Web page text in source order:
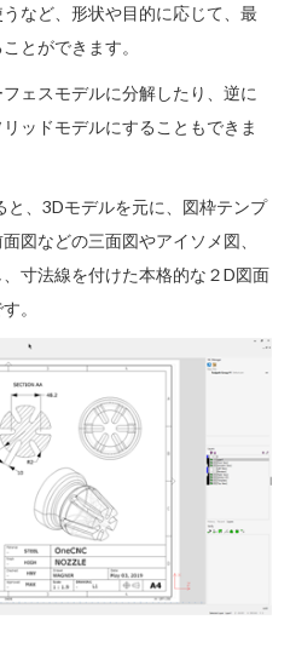
など、形状や目的に応じて、最
とができます。
ェスモデルに分解したり、逆に
ッドモデルにすることもできま
と、3Dモデルを元に、図枠テンプ
図などの三面図やアイソメ図、
寸法線を付けた本格的な２D図面
。